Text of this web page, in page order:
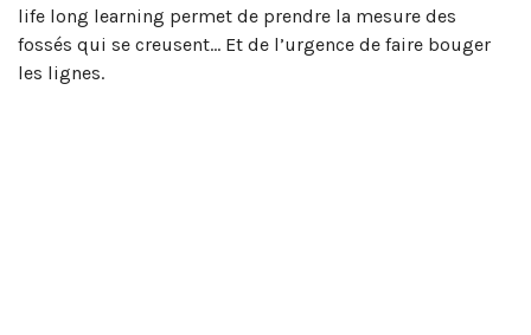
life long learning permet de prendre la mesure des
fossés qui se creusent… Et de l’urgence de faire bouger
les lignes.